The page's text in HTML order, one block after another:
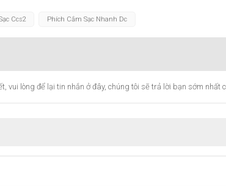
Ccs2 Phích Cắm Sạc Nhanh Dc
lòng để lại tin nhắn ở đây, chúng tôi sẽ trả lời bạn sớm nhất